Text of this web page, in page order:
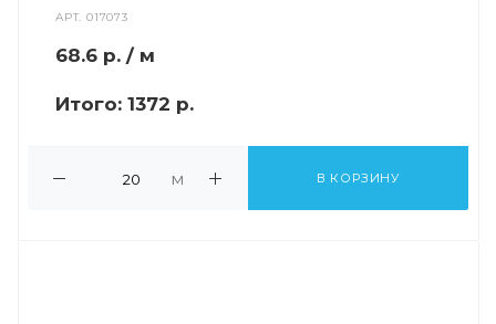
АРТ.017073
68.6 р. / м
Итого: 1372 р.
м В КОРЗИНУ